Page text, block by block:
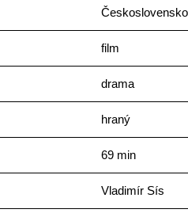
film
drama
hraný
69 min
Vladimír Sís